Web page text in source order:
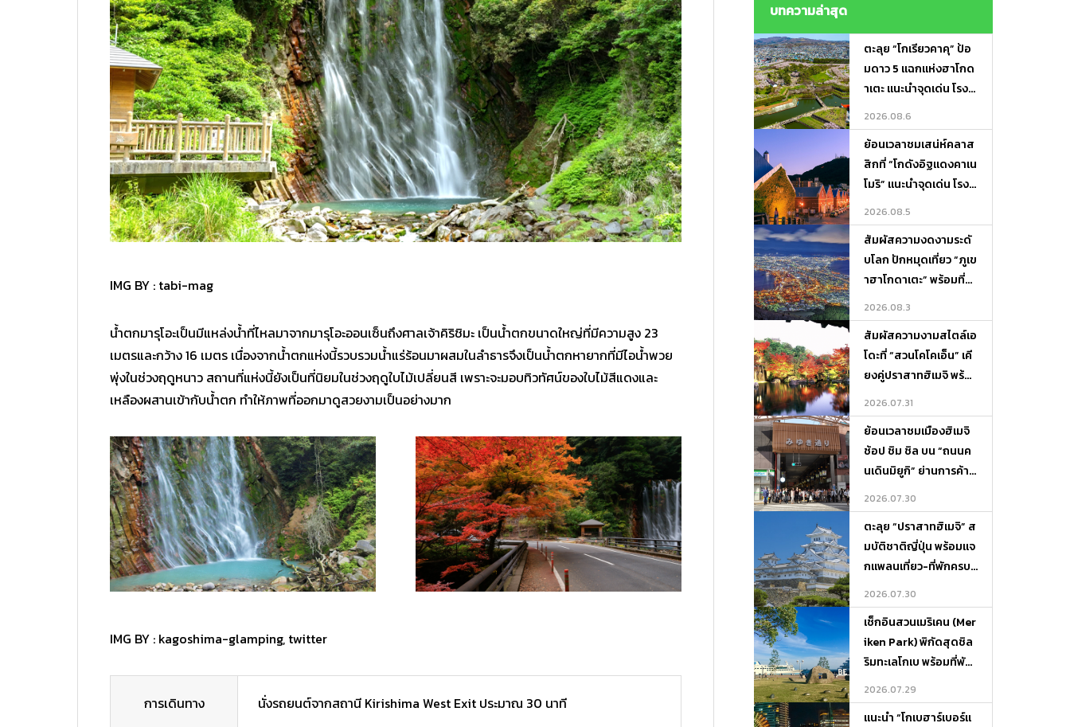
IMG BY : tabi-mag
น้ำตกมารุโอะเป็นมีแหล่งน้ำที่ไหลมาจากมารุโอะออนเซ็นถึงศาลเจ้าคิริชิมะ เป็นน้ำตกขนาดใหญ่ที่มีความสูง 23
เมตรและกว้าง 16 เมตร เนื่องจากน้ำตกแห่งนี้รวบรวมน้ำแร่ร้อนมาผสมในลำธารจึงเป็นน้ำตกหายากที่มีไอน้ำพวย
พุ่งในช่วงฤดูหนาว สถานที่แห่งนี้ยังเป็นที่นิยมในช่วงฤดูใบไม้เปลี่ยนสี เพราะจะมอบทิวทัศน์ของใบไม้สีแดงและ
เหลืองผสานเข้ากับน้ำตก ทำให้ภาพที่ออกมาดูสวยงามเป็นอย่างมาก
IMG BY : kagoshima-glamping, twitter
การเดินทาง นั่งรถยนต์จากสถานี Kirishima West Exit ประมาณ 30 นาที
บทความล่าสุด
ตะลุย “โกเรียวคาคุ” ป้อ
มดาว 5 แฉกแห่งฮาโกด
าเตะ แนะนำจุดเด่น โรงแ
ศ
2026.08.6
ย้อนเวลาชมเสน่ห์คลาส
สิกที่ “โกดังอิฐแดงคาเน
โมริ” แนะนำจุดเด่น โรงแ
ลได้ทั้งวัน!
2026.08.5
สัมผัสความงดงามระดั
บโลก ปักหมุดเที่ยว “ภูเข
าฮาโกดาเตะ” พร้อมที่พั
ด!
2026.08.3
สัมผัสความงามสไตล์เอ
โดะที่ “สวนโคโคเอ็น” เคี
ยงคู่ปราสาทฮิเมจิ พร้อ
รบจบในที่เดียว
2026.07.31
ย้อนเวลาชมเมืองฮิเมจิ
ช้อป ชิม ชิล บน “ถนนค
นเดินมิยูกิ” ย่านการค้าสุ
2026.07.30
ตะลุย “ปราสาทฮิเมจิ” ส
มบัติชาติญี่ปุ่น พร้อมแจ
กแพลนเที่ยว-ที่พักครบจ
2026.07.30
เช็กอินสวนเมริเคน (Mer
iken Park) พิกัดสุดชิล
ริมทะเลโกเบ พร้อมที่พัก
วรอบเกาะ
2026.07.29
แนะนำ “โกเบฮาร์เบอร์แ